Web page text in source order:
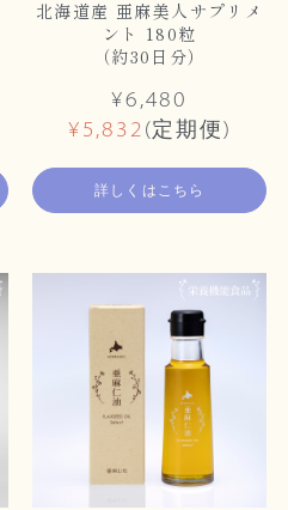
北海道産 亜麻美人サプリメ
ント 180粒
（約30日分）
¥6,480
¥5,832(定期便)
詳しくはこちら